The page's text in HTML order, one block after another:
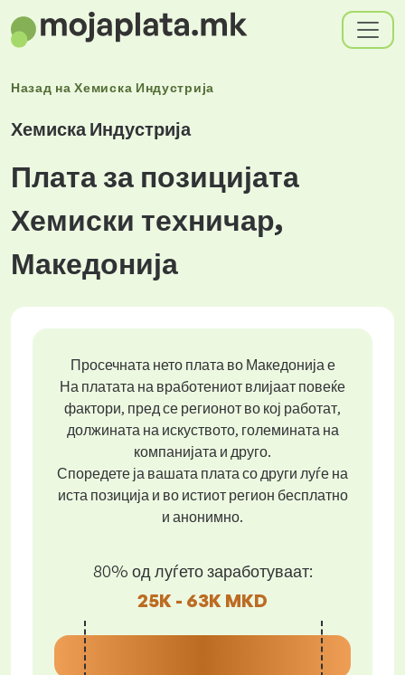
Назад наХемиска Индустрија
Хемиска Индустрија
Плата за позицијата
Хемиски техничар,
Македонија
Просечната нето плата во Македонија е
На платата на вработениот влијаат повеќе
фактори, пред се регионот во кој работат,
должината на искуството, големината на
компанијата и друго.
Споредете ја вашата плата со други луѓе на
иста позиција и во истиот регион бесплатно
и анонимно.
80% од луѓето заработуваат:
25K - 63K MKD